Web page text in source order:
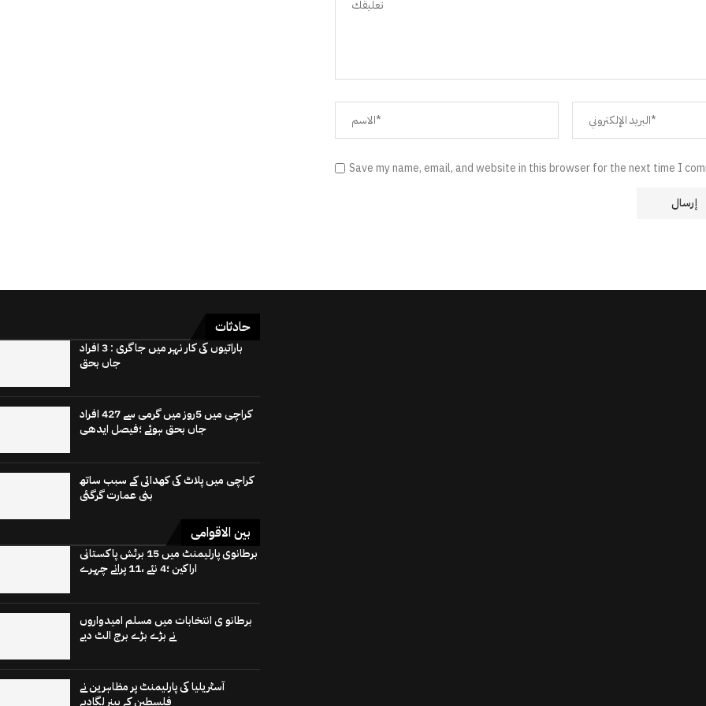
Save my name, email, and website in this browser for the next time I
حادثات
باراتیوں کی کار نہر میں جاگری : 3 افراد
جاں بحق
کراچی میں 5روز میں گرمی سے 427 افراد
جاں بحق ہوئے ؛فیصل ایدھی
کراچی میں پلاٹ کی کھدائی کے سبب ساتھ
بنی عمارت گرگئی
بین الاقوامی
برطانوی پارلیمنٹ میں 15 برٹش پاکستانی
اراکین ؛4 نئے ،11 پرانے چہرے
برطانو ی انتخابات میں مسلم امیدواروں
نے بڑے بڑے برج الٹ دیے
آسٹریلیا کی پارلیمنٹ پر مظاہرین نے
فلسطین کے بینر لگادیے